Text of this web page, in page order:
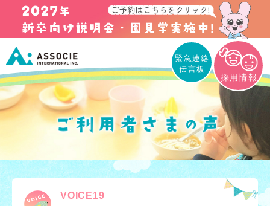
採用情報
緊急連絡
伝言板
VOICE19